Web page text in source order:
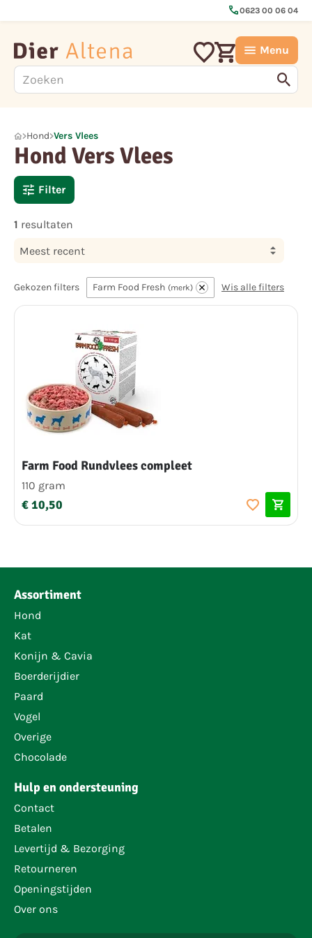
call0623 00 06 04
Menu
Hond Vers Vlees
Hond Vers Vlees
Filter
1 resultaten
Meest recent
Gekozen filters Farm Food Fresh merk Wis alle filters
Farm Food Rundvlees compleet
110 gram
€ 10,50
Assortiment
Hond
Kat
Konijn & Cavia
Boerderijdier
Paard
Vogel
Overige
Chocolade
Hulp en ondersteuning
Contact
Betalen
Levertijd & Bezorging
Retourneren
Openingstijden
Over ons